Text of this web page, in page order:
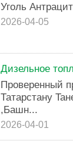
Уголь
2026-04-05
Дизельное
Проверeнный
Татaрcтану
,Башн...
2026-04-01